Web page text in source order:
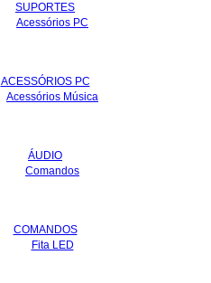
SUPORTES
ACESSÓRIOS PC
ÁUDIO
COMANDOS